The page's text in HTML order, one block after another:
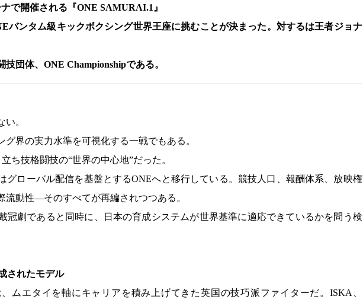
で開催される『ONE SAMURAI.1』
バンタム級キックボクシング世界王座に挑むことが決まった。対するは王者ジョナ
団体、ONE Championshipである。
。
グ界の実力水準を可視化する一戦でもある。
ち技格闘技の“世界の中心地”だった。
グローバル配信を基盤とするONEへと移行している。競技人口、報酬体系、放映権
流動性―そのすべてが再編されつつある。
冠劇であると同時に、日本の育成システムが世界基準に適応できているかを問う検
されたモデル
ムエタイを軸にキャリアを積み上げてきた英国の技巧派ファイターだ。ISKA、